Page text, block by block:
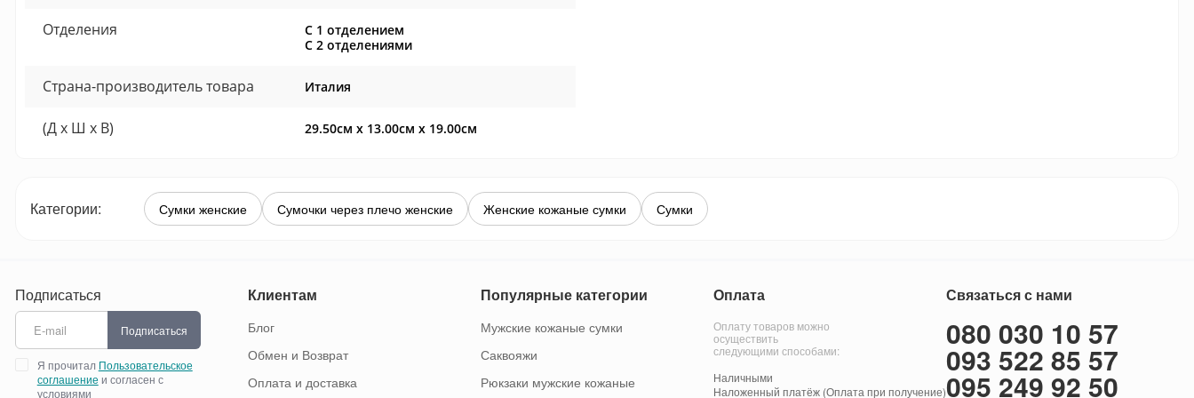
Отделения
С 1 отделением
С 2 отделениями
Страна-производитель товара Италия
(Д x Ш x В) 29.50см x 13.00см x 19.00см
Категории: Сумки женские Сумочки через плечо женские Женские кожаные сумки Сумки
Подписаться
Подписаться
Я прочитал Пользовательское
соглашение и согласен с
условиями
Клиентам
Блог
Обмен и Возврат
Оплата и доставка
Популярные категории
Мужские кожаные сумки
Саквояжи
Рюкзаки мужские кожаные
Оплата
Оплату товаров можно
осуществить
следующими способами:
Наличными
Наложенный платёж (Оплата при получение)
Связаться с нами
080 030 10 57
093 522 85 57
095 249 92 50